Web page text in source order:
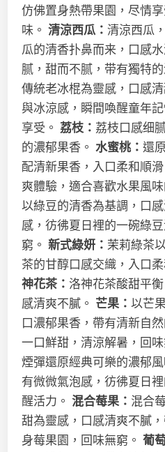
仿佛置身熱帶果園，尽情
味。清涼西瓜：清涼西瓜
瓜的清香扑鼻而来，口感水
腻，甜而不腻，带有獨特
傳統老冰棍為靈感，口感
與冰涼感，瞬間喚醒童年
享受。 荔枝： 荔枝口感细
的濃郁果香。水蜜桃：還
配清新果香，入口柔和順
爽體驗，適合喜歡水果風
以綠豆的清香為基調，口
感，彷彿夏日裡的一碗綠
窮。新式綠妍： 茉莉綠茶
茶的甘醇口感交織，入口
神花茶： 洛神花茶酸甜平
感清爽不膩。 芒果：以芒
口濃郁果香，帶有清新自
一口鮮甜，清涼解暑，回味
煙彈還原經典可樂的濃郁
有微微氣泡感，彷彿夏日
醒活力。混合莓果： 混合
甜為靈感，口感清爽不膩
身莓果園，回味無窮。葡